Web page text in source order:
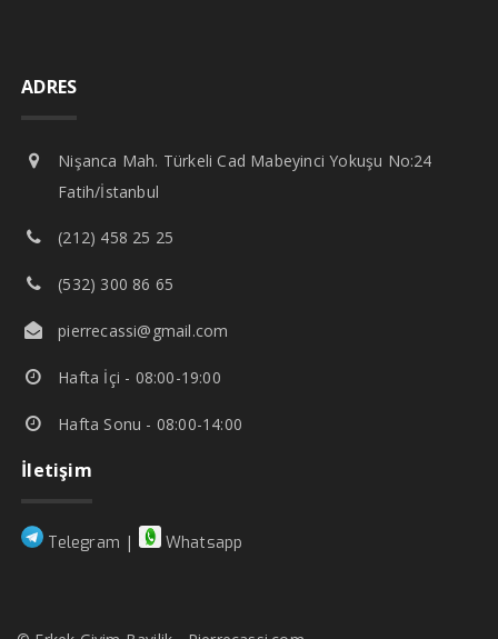
ADRES
Nişanca Mah. Türkeli Cad Mabeyinci Yokuşu No:24
Fatih/İstanbul
(212) 458 25 25
(532) 300 86 65
pierrecassi@gmail.com
Hafta İçi - 08:00-19:00
Hafta Sonu - 08:00-14:00
İletişim
Telegram | Whatsapp